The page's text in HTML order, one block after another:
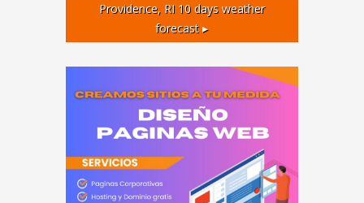
Providence, RI10 days weather
forecast ▸